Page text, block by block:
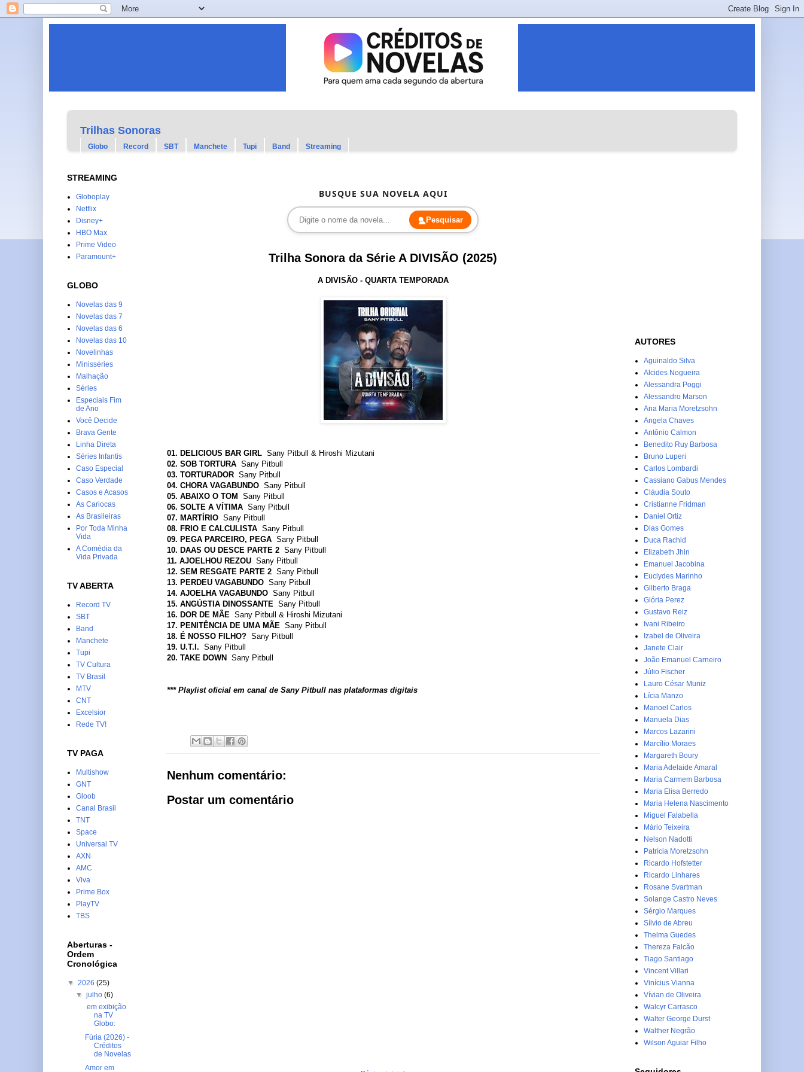
Trilhas Sonoras
Globo Record SBT Manchete Tupi Band Streaming
BUSQUE SUA NOVELA AQUI
Pesquisar
Trilha Sonora da Série A DIVISÃO (2025)
A DIVISÃO - QUARTA TEMPORADA
01. DELICIOUS BAR GIRL Sany Pitbull & Hiroshi Mizutani
02. SOB TORTURA Sany Pitbull
03. TORTURADOR Sany Pitbull
04. CHORA VAGABUNDO Sany Pitbull
05. ABAIXO O TOM Sany Pitbull
06. SOLTE A VÍTIMA Sany Pitbull
07. MARTÍRIO Sany Pitbull
08. FRIO E CALCULISTA Sany Pitbull
09. PEGA PARCEIRO, PEGA Sany Pitbull
10. DAAS OU DESCE PARTE 2 Sany Pitbull
11. AJOELHOU REZOU Sany Pitbull
12. SEM RESGATE PARTE 2 Sany Pitbull
13. PERDEU VAGABUNDO Sany Pitbull
14. AJOELHA VAGABUNDO Sany Pitbull
15. ANGÚSTIA DINOSSANTE Sany Pitbull
16. DOR DE MÃE Sany Pitbull & Hiroshi Mizutani
17. PENITÊNCIA DE UMA MÃE Sany Pitbull
18. É NOSSO FILHO? Sany Pitbull
19. U.T.I. Sany Pitbull
20. TAKE DOWN Sany Pitbull
*** Playlist oficial em canal de Sany Pitbull nas plataformas digitais
Nenhum comentário:
Postar um comentário
STREAMING
Globoplay
Netflix
Disney+
HBO Max
Prime Video
Paramount+
GLOBO
Novelas das 9
Novelas das 7
Novelas das 6
Novelas das 10
Novelinhas
Minisséries
Malhação
Séries
Especiais Fim
de Ano
Você Decide
Brava Gente
Linha Direta
Séries Infantis
Caso Especial
Caso Verdade
Casos e Acasos
As Cariocas
As Brasileiras
Por Toda Minha
Vida
A Comédia da
Vida Privada
TV ABERTA
Record TV
SBT
Band
Manchete
Tupi
TV Cultura
TV Brasil
MTV
CNT
Excelsior
Rede TV!
TV PAGA
Multishow
GNT
Gloob
Canal Brasil
TNT
Space
Universal TV
AXN
AMC
Viva
Prime Box
PlayTV
TBS
Aberturas -
Ordem
Cronológica
▼ 2026 (25)
▼julho(6)
em exibição
na TV
Globo:
Fúria (2026) -
Créditos
de Novelas
Amor em
AUTORES
Aguinaldo Silva
Alcides Nogueira
Alessandra Poggi
Alessandro Marson
Ana Maria Moretzsohn
Angela Chaves
Antônio Calmon
Benedito Ruy Barbosa
Bruno Luperi
Carlos Lombardi
Cassiano Gabus Mendes
Cláudia Souto
Cristianne Fridman
Daniel Ortiz
Dias Gomes
Duca Rachid
Elizabeth Jhin
Emanuel Jacobina
Euclydes Marinho
Gilberto Braga
Glória Perez
Gustavo Reiz
Ivani Ribeiro
Izabel de Oliveira
Janete Clair
João Emanuel Carneiro
Júlio Fischer
Lauro César Muniz
Lícia Manzo
Manoel Carlos
Manuela Dias
Marcos Lazarini
Marcílio Moraes
Margareth Boury
Maria Adelaide Amaral
Maria Carmem Barbosa
Maria Elisa Berredo
Maria Helena Nascimento
Miguel Falabella
Mário Teixeira
Nelson Nadotti
Patrícia Moretzsohn
Ricardo Hofstetter
Ricardo Linhares
Rosane Svartman
Solange Castro Neves
Sérgio Marques
Sílvio de Abreu
Thelma Guedes
Thereza Falcão
Tiago Santiago
Vincent Villari
Vinícius Vianna
Vívian de Oliveira
Walcyr Carrasco
Walter George Durst
Walther Negrão
Wilson Aguiar Filho